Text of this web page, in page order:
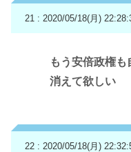
21 : 2020/05/18(月)
もう安倍政権
消えて欲しい
22 : 2020/05/18(月)